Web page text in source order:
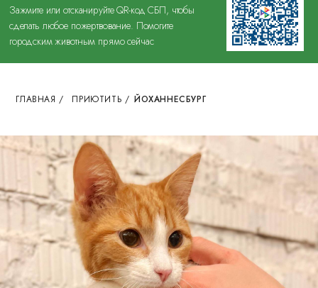
Зажмите или отсканируйте QR-код СБП, чтобы
сделать любое пожертвование. Помогите
городским животным прямо сейчас
ГЛАВНАЯ / ПРИЮТИТЬ / ЙОХАННЕСБУРГ